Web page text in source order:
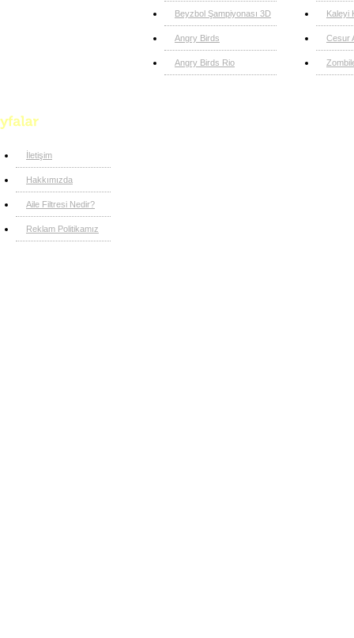
Beyzbol Şampiyonası 3D
Angry Birds
Angry Birds Rio
Kaleyi
Cesur
İletişim
Hakkımızda
Aile Filtresi Nedir?
Reklam Politikamız